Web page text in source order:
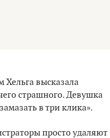
высказала
страшного. Девушка
в три клика».
просто удаляют